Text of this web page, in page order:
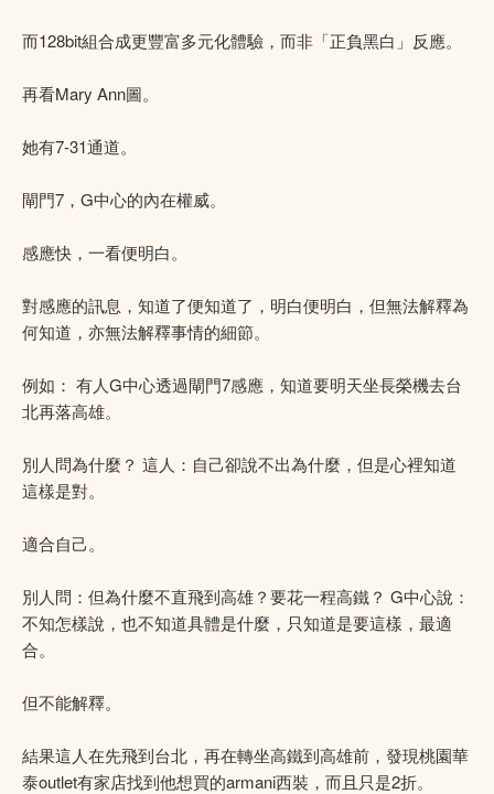
而128bit組合成更豐富多元化體驗，而非「正負黑白」反應。
再看Mary Ann圖。
她有7-31通道。
閘門7，G中心的內在權威。
感應快，一看便明白。
對感應的訊息，知道了便知道了，明白便明白，但無法解釋為
何知道，亦無法解釋事情的細節。
例如： 有人G中心透過閘門7感應，知道要明天坐長榮機去台
北再落高雄。
別人問為什麼？ 這人：自己卻說不出為什麼，但是心裡知道
這樣是對。
適合自己。
別人問：但為什麼不直飛到高雄？要花一程高鐵？ G中心說：
不知怎樣說，也不知道具體是什麼，只知道是要這樣，最適
合。
但不能解釋。
結果這人在先飛到台北，再在轉坐高鐵到高雄前，發現桃園華
泰outlet有家店找到他想買的armani西裝，而且只是2折。